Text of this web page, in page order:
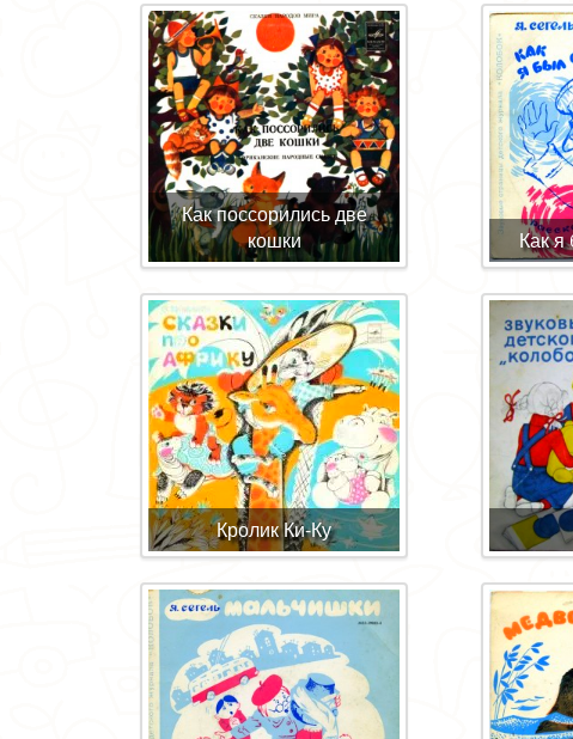
Как поссорились две
кошки
Как я
Кролик Ки-Ку